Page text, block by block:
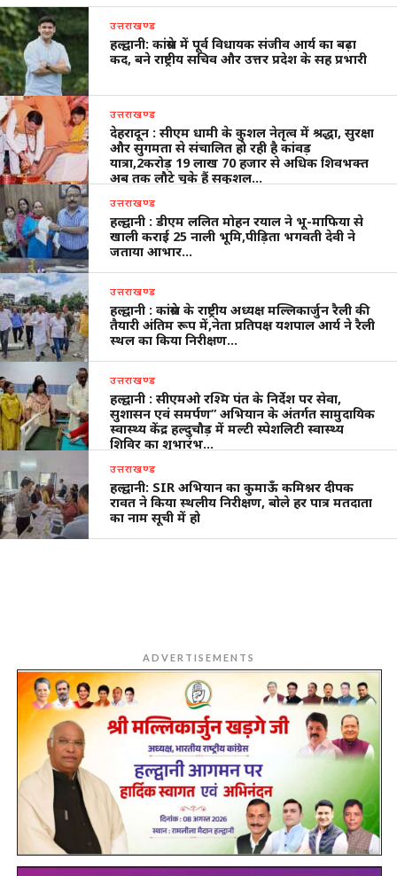
उत्तराखण्ड
हल्द्वानी: कांग्रेस में पूर्व विधायक संजीव आर्य का बढ़ा
कद, बने राष्ट्रीय सचिव और उत्तर प्रदेश के सह प्रभारी
उत्तराखण्ड
देहरादून : सीएम धामी के कुशल नेतृत्व में श्रद्धा, सुरक्षा
और सुगमता से संचालित हो रही है कांवड़
यात्रा,2करोड़ 19 लाख 70 हजार से अधिक शिवभक्त
अब तक लौटे चुके हैं सकुशल…
उत्तराखण्ड
हल्द्वानी : डीएम ललित मोहन रयाल ने भू-माफिया से
खाली कराई 25 नाली भूमि,पीड़िता भगवती देवी ने
जताया आभार…
उत्तराखण्ड
हल्द्वानी : कांग्रेस के राष्ट्रीय अध्यक्ष मल्लिकार्जुन रैली की
तैयारी अंतिम रूप में,नेता प्रतिपक्ष यशपाल आर्य ने रैली
स्थल का किया निरीक्षण…
उत्तराखण्ड
हल्द्वानी : सीएमओ रश्मि पंत के निर्देश पर सेवा,
सुशासन एवं समर्पण” अभियान के अंतर्गत सामुदायिक
स्वास्थ्य केंद्र हल्दुचौड़ में मल्टी स्पेशलिटी स्वास्थ्य
शिविर का शुभारंभ…
उत्तराखण्ड
हल्द्वानी: SIR अभियान का कुमाऊँ कमिश्नर दीपक
रावत ने किया स्थलीय निरीक्षण, बोले हर पात्र मतदाता
का नाम सूची में हो
ADVERTISEMENTS